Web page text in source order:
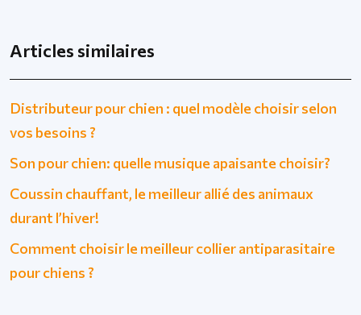
Articles similaires
Distributeur pour chien : quel modèle choisir selon
vos besoins ?
Son pour chien: quelle musique apaisante choisir?
Coussin chauffant, le meilleur allié des animaux
durant l’hiver!
Comment choisir le meilleur collier antiparasitaire
pour chiens ?